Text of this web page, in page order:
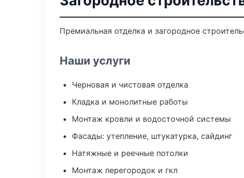
Премиальная отделка и загородное
Наши услуги
Черновая и чистовая отделка
Кладка и монолитные работы
Монтаж кровли и водосточной системы
Фасады: утепление, штукатурка, сайдинг
Натяжные и реечные потолки
Монтаж перегородок и гкл